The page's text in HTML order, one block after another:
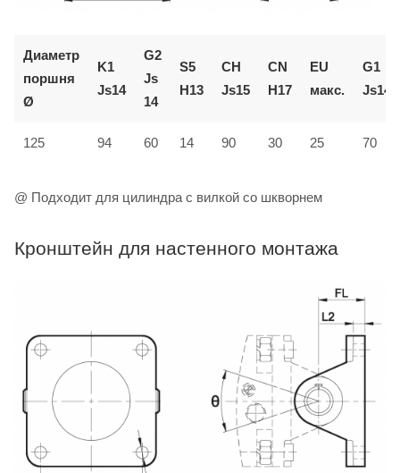
Диаметр
поршня
Ø
K1
Js14
G2
Js
14
S5
H13
CH
Js15
CN
H17
EU
макс.
G1
Js14
125 94 60 14 90 30 25 70
@ Подходит для цилиндра с вилкой со шкворнем
Кронштейн для настенного монтажа